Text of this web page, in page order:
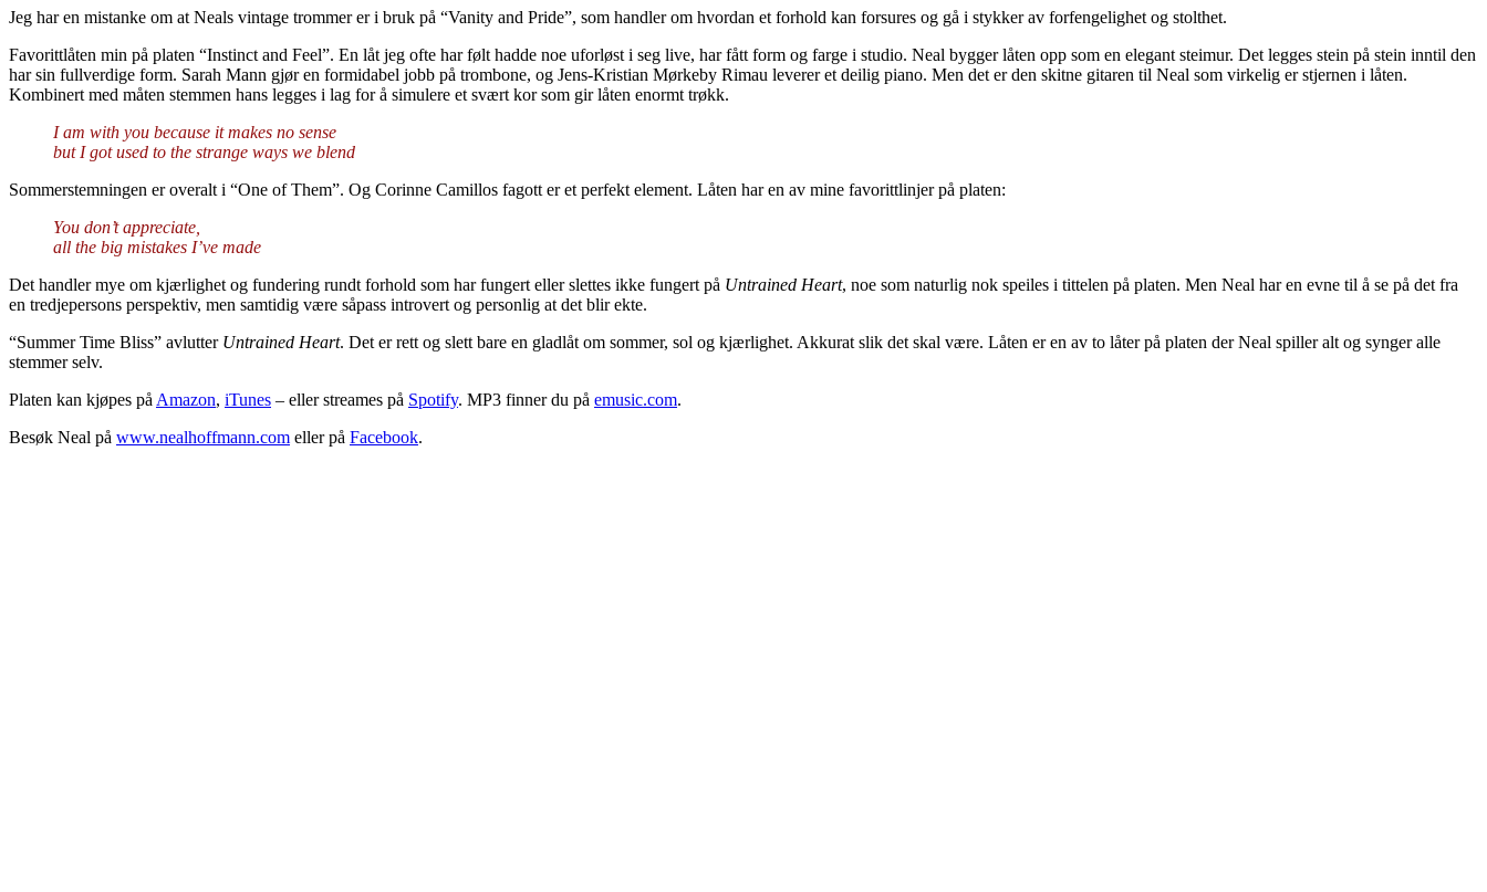
Jeg har en mistanke om at Neals vintage trommer er i bruk på “Vanity and Pride”, som handler om hvordan et forhold kan forsures og gå i stykker av forfengelighet og stolthet.
Favorittlåten min på platen “Instinct and Feel”. En låt jeg ofte har følt hadde noe uforløst i seg live, har fått form og farge i studio. Neal bygger låten opp som en elegant steimur. Det legges stein på stein inntil den
har sin fullverdige form. Sarah Mann gjør en formidabel jobb på trombone, og Jens-Kristian Mørkeby Rimau leverer et deilig piano. Men det er den skitne gitaren til Neal som virkelig er stjernen i låten.
Kombinert med måten stemmen hans legges i lag for å simulere et svært kor som gir låten enormt trøkk.
I am with you because it makes no sense
but I got used to the strange ways we blend
Sommerstemningen er overalt i “One of Them”. Og Corinne Camillos fagott er et perfekt element. Låten har en av mine favorittlinjer på platen:
You don’t appreciate,
all the big mistakes I’ve made
Det handler mye om kjærlighet og fundering rundt forhold som har fungert eller slettes ikke fungert på Untrained Heart, noe som naturlig nok speiles i tittelen på platen. Men Neal har en evne til å se på det fra
en tredjepersons perspektiv, men samtidig være såpass introvert og personlig at det blir ekte.
“Summer Time Bliss” avlutter Untrained Heart. Det er rett og slett bare en gladlåt om sommer, sol og kjærlighet. Akkurat slik det skal være. Låten er en av to låter på platen der Neal spiller alt og synger alle
stemmer selv.
Platen kan kjøpes på Amazon, iTunes – eller streames på Spotify. MP3 finner du på emusic.com.
Besøk Neal på www.nealhoffmann.com eller på Facebook.